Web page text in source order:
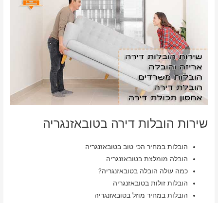
שירות הובלות דירה בטובאזנגריה
הובלות במחיר הכי טוב בטובאזנגריה
הובלה מומלצת בטובאזנגריה
כמה עולה הובלה בטובאזנגריה?
הובלות זולות בטובאזנגריה
הובלות במחיר מוזל בטובאזנגריה